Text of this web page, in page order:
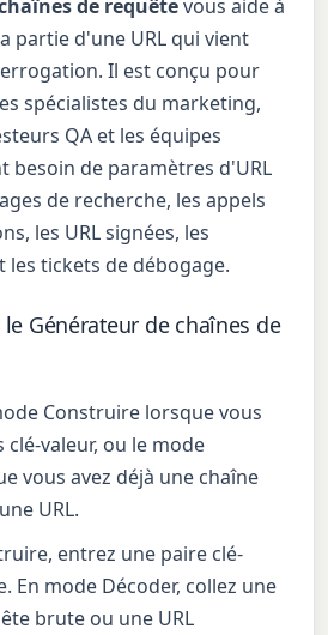
de requêtevous aide à
partie d'une URL qui vient
Il est conçu pour
spécialistes du marketing,
QA et les équipes
besoin de paramètres d'URL
de recherche, les appels
les URL signées, les
les tickets de débogage.
Générateur de chaînes de
Construire lorsque vous
clé-valeur, ou le mode
vous avez déjà une chaîne
URL.
entrez une paire clé-
En mode Décoder, collez une
brute ou une URL